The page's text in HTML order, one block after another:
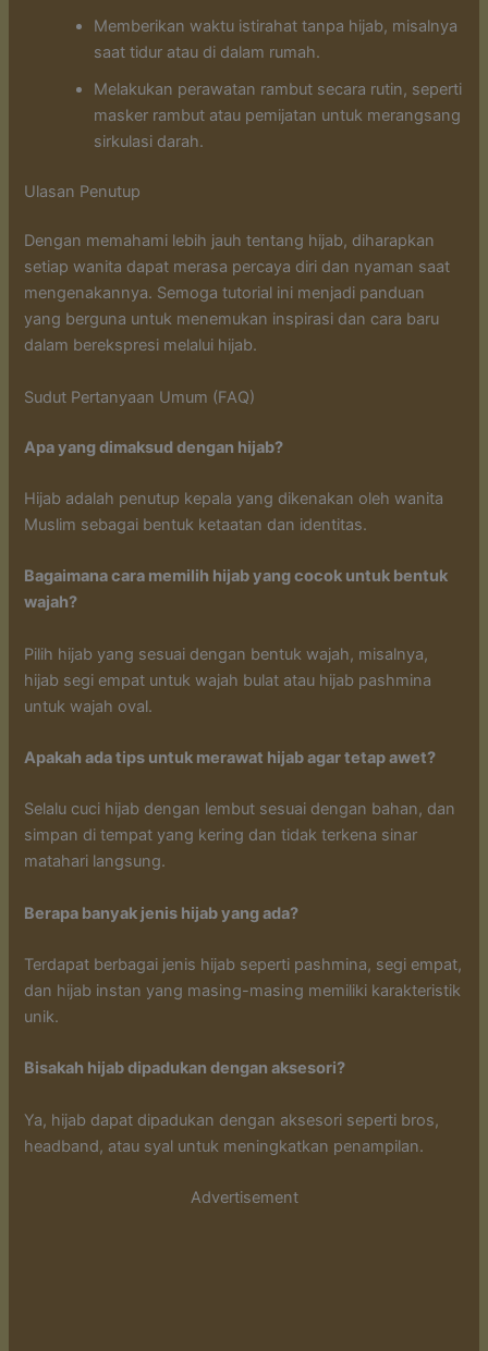
Memberikan waktu istirahat tanpa hijab, misalnya
saat tidur atau di dalam rumah.
Melakukan perawatan rambut secara rutin, seperti
masker rambut atau pemijatan untuk merangsang
sirkulasi darah.
Ulasan Penutup
Dengan memahami lebih jauh tentang hijab, diharapkan
setiap wanita dapat merasa percaya diri dan nyaman saat
mengenakannya. Semoga tutorial ini menjadi panduan
yang berguna untuk menemukan inspirasi dan cara baru
dalam berekspresi melalui hijab.
Sudut Pertanyaan Umum (FAQ)
Apa yang dimaksud dengan hijab?
Hijab adalah penutup kepala yang dikenakan oleh wanita
Muslim sebagai bentuk ketaatan dan identitas.
Bagaimana cara memilih hijab yang cocok untuk bentuk
wajah?
Pilih hijab yang sesuai dengan bentuk wajah, misalnya,
hijab segi empat untuk wajah bulat atau hijab pashmina
untuk wajah oval.
Apakah ada tips untuk merawat hijab agar tetap awet?
Selalu cuci hijab dengan lembut sesuai dengan bahan, dan
simpan di tempat yang kering dan tidak terkena sinar
matahari langsung.
Berapa banyak jenis hijab yang ada?
Terdapat berbagai jenis hijab seperti pashmina, segi empat,
dan hijab instan yang masing-masing memiliki karakteristik
unik.
Bisakah hijab dipadukan dengan aksesori?
Ya, hijab dapat dipadukan dengan aksesori seperti bros,
headband, atau syal untuk meningkatkan penampilan.
Advertisement